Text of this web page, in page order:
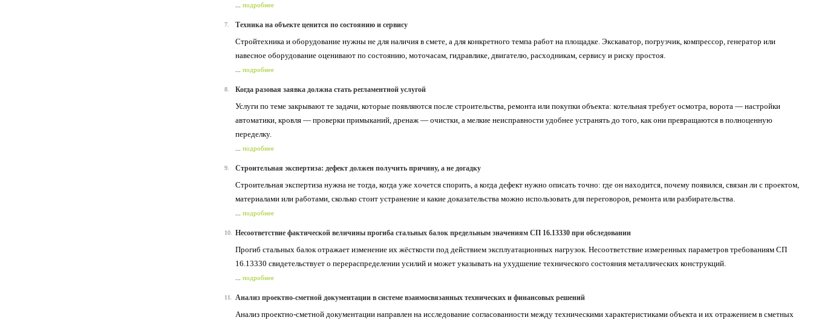
подробнее
7. Техника на объекте ценится по состоянию и сервису
Стройтехника и оборудование нужны не для наличия в смете, а для конкретного темпа работ на площадке. Экскаватор, погрузчик, компрессор, генератор или
навесное оборудование оценивают по состоянию, моточасам, гидравлике, двигателю, расходникам, сервису и риску простоя.
подробнее
8. Когда разовая заявка должна стать регламентной услугой
Услуги по теме закрывают те задачи, которые появляются после строительства, ремонта или покупки объекта: котельная требует осмотра, ворота — настройки
автоматики, кровля — проверки примыканий, дренаж — очистки, а мелкие неисправности удобнее устранять до того, как они превращаются в полноценную
переделку.
подробнее
9. Строительная экспертиза: дефект должен получить причину, а не догадку
Строительная экспертиза нужна не тогда, когда уже хочется спорить, а когда дефект нужно описать точно: где он находится, почему появился, связан ли с проектом,
материалами или работами, сколько стоит устранение и какие доказательства можно использовать для переговоров, ремонта или разбирательства.
подробнее
10. Несоответствие фактической величины прогиба стальных балок предельным значениям СП 16.13330 при обследовании
Прогиб стальных балок отражает изменение их жёсткости под действием эксплуатационных нагрузок. Несоответствие измеренных параметров требованиям СП
16.13330 свидетельствует о перераспределении усилий и может указывать на ухудшение технического состояния металлических конструкций.
подробнее
11. Анализ проектно-сметной документации в системе взаимосвязанных технических и финансовых решений
Анализ проектно-сметной документации направлен на исследование согласованности между техническими характеристиками объекта и их отражением в сметных